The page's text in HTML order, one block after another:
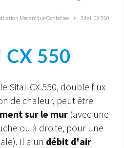
Mécanique Contrôlée Sitali CX 550
CX 550
Sitali CX 550, double flux
de chaleur, peut être
sur le mur(avec une
ou à droite, pour une
Il a un débit d'air